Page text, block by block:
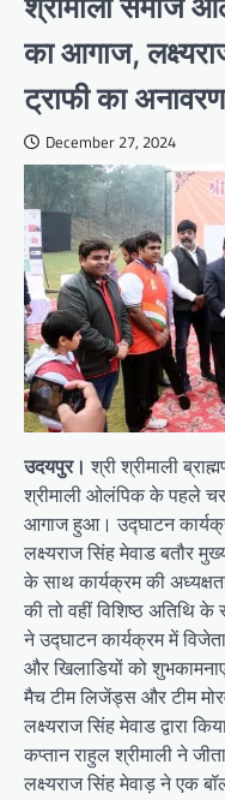
का आगाज,
ट्राफी का अनावरण
December 27, 2024
उदयपुर। श्री श्रीमाली
श्रीमाली ओलंपिक के पहले
आगाज हुआ। उद्घाटन
लक्ष्यराज सिंह मेवाड बतौर
के साथ कार्यक्रम की
की तो वहीं विशिष्ठ अतिथि
ने उद्घाटन कार्यक्रम में
और खिलाडियों को
मैच टीम लिजेंड्स और टीम
लक्ष्यराज सिंह मेवाड द्वारा
कप्तान राहुल श्रीमाली ने
लक्ष्यराज सिंह मेवाड़ ने एक